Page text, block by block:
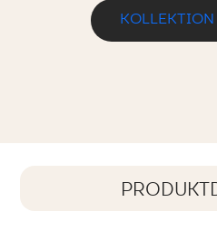
KOLLEKTION